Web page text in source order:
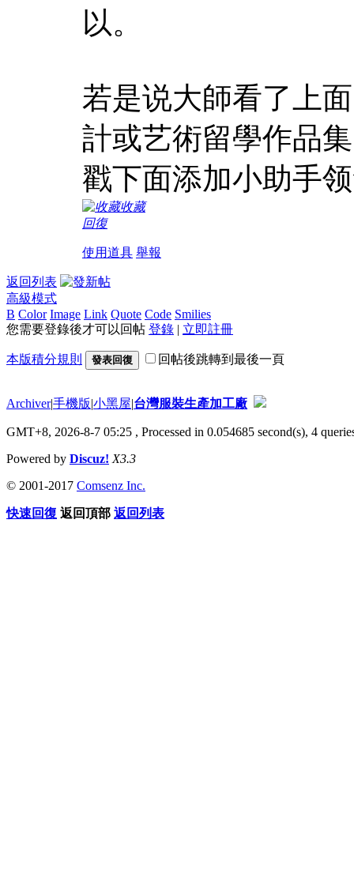
以。
若是说大師看了上
計或艺術留學作品
戳下面添加小助手
收藏
回復
使用道具 舉報
返回列表
高級模式
B Color Image Link Quote Code Smilies
您需要登錄後才可以回帖 登錄 | 立即註冊
本版積分規則 發表回復 回帖後跳轉到最後一頁
Archiver|手機版|小黑屋|台灣服裝生產加工廠
GMT+8, 2026-8-7 05:25 , Processed in 0.054685 second(s), 4
Powered by Discuz! X3.3
© 2001-2017 Comsenz Inc.
快速回復 返回頂部 返回列表